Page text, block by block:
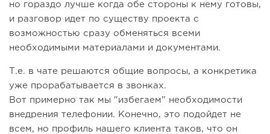
но гораздо лучше когда обе стороны к нему готовы,
и разговор идет по существу проекта с
возможностью сразу обменяться всеми
необходимыми материалами и документами.
Т.е. в чате решаются общие вопросы, а конкретика
уже прорабатывается в звонках.
Вот примерно так мы "избегаем" необходимости
внедрения телефонии. Конечно, это подойдет не
всем, но профиль нашего клиента таков, что он